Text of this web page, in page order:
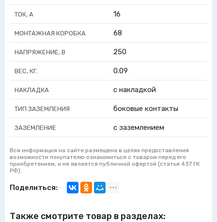
ТОК, А 16
МОНТАЖНАЯ КОРОБКА 68
НАПРЯЖЕНИЕ, В 250
ВЕС, КГ. 0.09
НАКЛАДКА с накладкой
ТИП ЗАЗЕМЛЕНИЯ боковые контакты
ЗАЗЕМЛЕНИЕ с заземлением
Вся информация на сайте размещена в целях предоставления
возможности покупателю ознакомиться с товаром перед его
приобретением, и не является публичной офертой (статья 437 ГК
РФ).
Поделиться:
Также смотрите товар в разделах: